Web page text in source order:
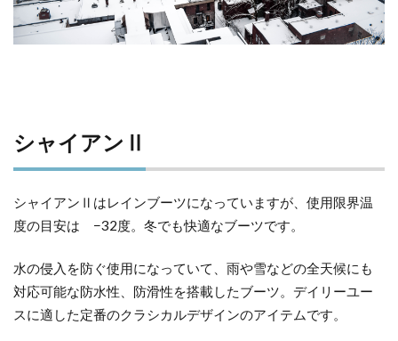
シャイアンⅡ
シャイアンⅡはレインブーツになっていますが、使用限界温
度の目安は −32度。冬でも快適なブーツです。
水の侵入を防ぐ使用になっていて、雨や雪などの全天候にも
対応可能な防水性、防滑性を搭載したブーツ。デイリーユー
スに適した定番のクラシカルデザインのアイテムです。